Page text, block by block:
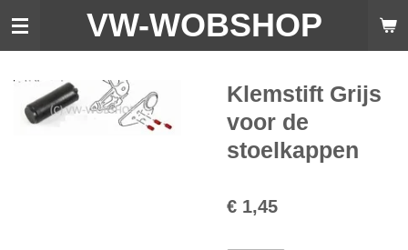
Ga
de
hoofdinhoud
VW-WOBSHOP
Klemstift Grijs
voor de
stoelkappen
€ 1,45